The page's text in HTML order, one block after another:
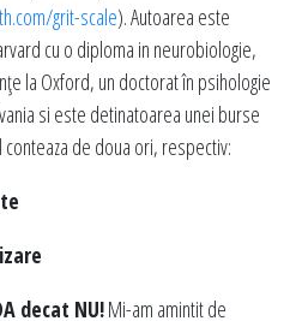
grit-scale). Autoarea este
cu o diploma in neurobiologie,
la Oxford, un doctorat în psihologie
si este detinatoarea unei burse
conteaza de doua ori, respectiv:
decat NU!Mi-am amintit de